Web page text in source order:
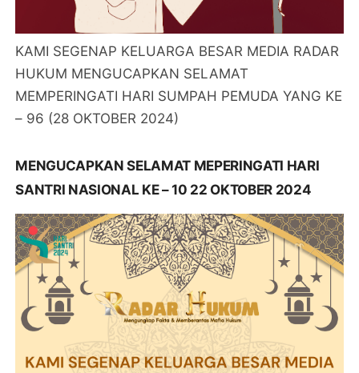
KAMI SEGENAP KELUARGA BESAR MEDIA RADAR
HUKUM MENGUCAPKAN SELAMAT
MEMPERINGATI HARI SUMPAH PEMUDA YANG KE
– 96 (28 OKTOBER 2024)
MENGUCAPKAN SELAMAT MEPERINGATI HARI
SANTRI NASIONAL KE – 10 22 OKTOBER 2024